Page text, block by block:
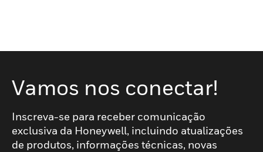
Vamos nos conectar!
Inscreva-se para receber comunicação
exclusiva da Honeywell, incluindo atualizações
de produtos, informações técnicas, novas